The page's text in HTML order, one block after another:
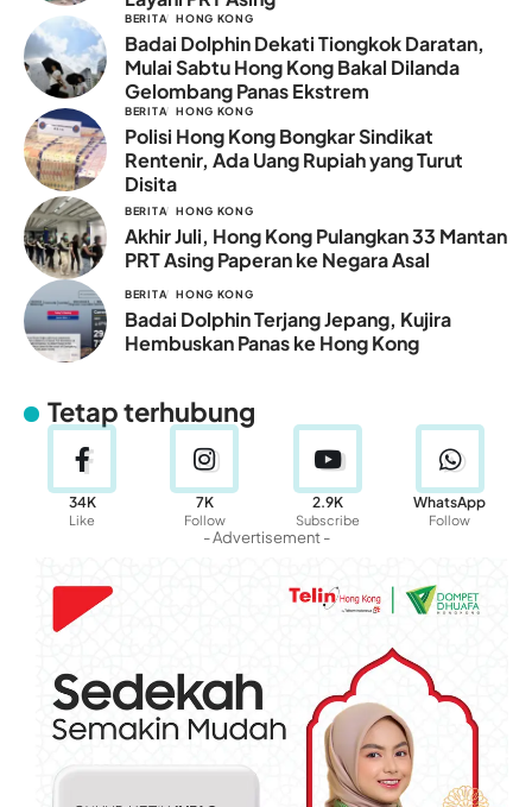
BERITA HONG KONG
Badai Dolphin Dekati Tiongkok Daratan,
Mulai Sabtu Hong Kong Bakal Dilanda
Gelombang Panas Ekstrem
BERITA HONG KONG
Polisi Hong Kong Bongkar Sindikat
Rentenir, Ada Uang Rupiah yang Turut
Disita
BERITA HONG KONG
Akhir Juli, Hong Kong Pulangkan 33 Mantan
PRT Asing Paperan ke Negara Asal
BERITA HONG KONG
Badai Dolphin Terjang Jepang, Kujira
Hembuskan Panas ke Hong Kong
Tetap terhubung
34K
Like
7K
Follow
2.9K
Subscribe
WhatsApp
Follow
- Advertisement -